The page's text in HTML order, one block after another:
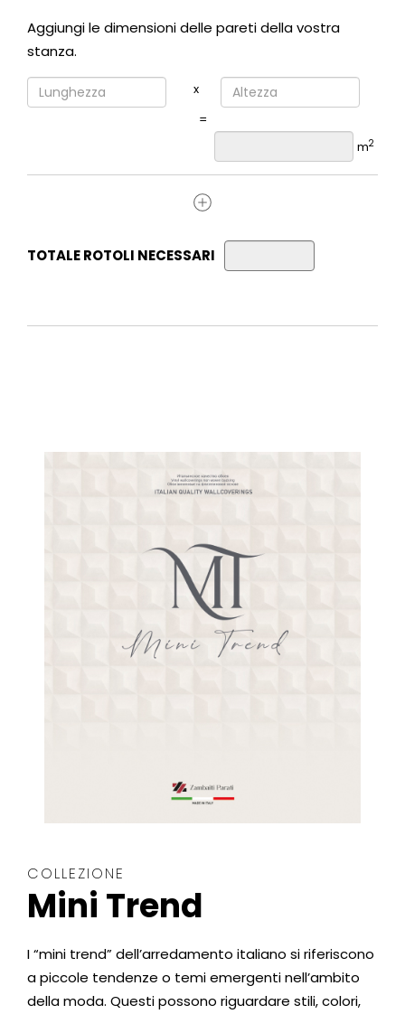
Aggiungi le dimensioni delle pareti della vostra
stanza.
x
=
m2
TOTALE ROTOLI NECESSARI
COLLEZIONE
Mini Trend
I “mini trend” dell’arredamento italiano si riferiscono
a piccole tendenze o temi emergenti nell’ambito
della moda. Questi possono riguardare stili, colori,